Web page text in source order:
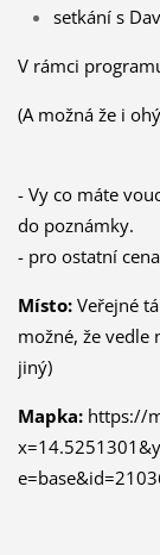
setkání s
V rámci
(A možná že i
- Vy co máte
do poznámky.
- pro ostatní
Místo:Veřejné
možné, že vedle
jiný)
Mapka:https://